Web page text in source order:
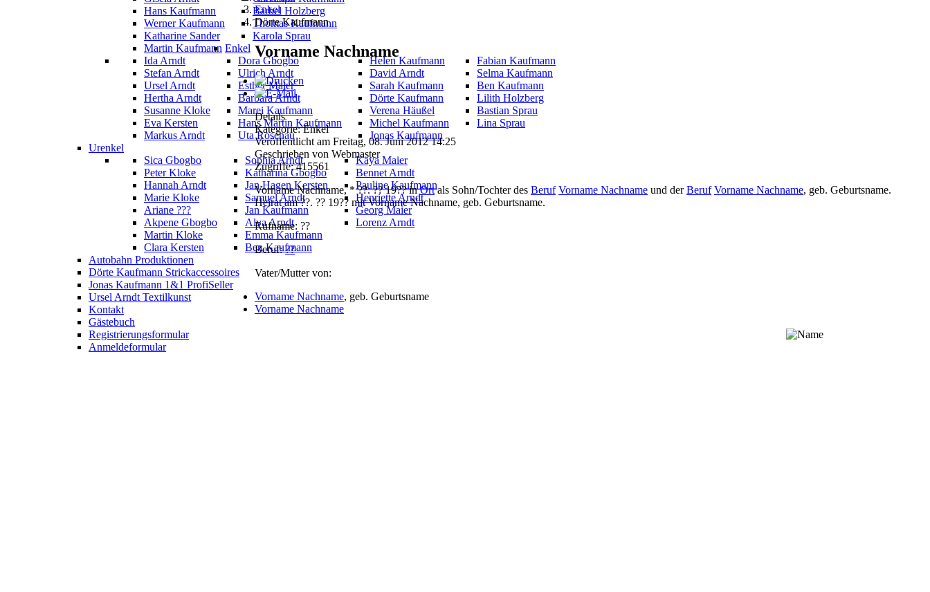
Hans Kaufmann
Werner Kaufmann
Katharine Sander
Martin Kaufmann
Bärbel Holzberg
Thomas Kaufmann
Karola Sprau
Enkel
Ida Arndt
Stefan Arndt
Ursel Arndt
Hertha Arndt
Susanne Kloke
Eva Kersten
Markus Arndt
Dora Gbogbo
Ulrich Arndt
Esther Maier
Barbara Arndt
Marei Kaufmann
Hans Martin Kaufmann
Uta Rosenau
Helen Kaufmann
David Arndt
Sarah Kaufmann
Dörte Kaufmann
Verena Häußel
Michel Kaufmann
Jonas Kaufmann
Fabian Kaufmann
Selma Kaufmann
Ben Kaufmann
Lilith Holzberg
Bastian Sprau
Lina Sprau
Urenkel
Sica Gbogbo
Peter Kloke
Hannah Arndt
Marie Kloke
Ariane ???
Akpene Gbogbo
Martin Kloke
Clara Kersten
Sophia Arndt
Katharina Gbogbo
Jan Hagen Kersten
Samuel Arndt
Jan Kaufmann
Alva Arndt
Emma Kaufmann
Ben Kaufmann
Kaya Maier
Bennet Arndt
Pauline Kaufmann
Henriette Arndt
Georg Maier
Lorenz Arndt
Autobahn Produktionen
Dörte Kaufmann Strickaccessoires
Jonas Kaufmann 1&1 ProfiSeller
Ursel Arndt Textilkunst
Kontakt
Gästebuch
Registrierungsformular
Anmeldeformular
Enkel
Dörte Kaufmann
Vorname Nachname
Details
Kategorie: Enkel
Veröffentlicht am Freitag, 08. Juni 2012 14:25
Geschrieben von Webmaster
Zugriffe: 415561
Vorname Nachname, * ??. ?? 19?? inOrtals Sohn/Tochter des Beruf Vorname Nachname und derBeruf Vorname Nachname, geb. Geburtsname.
Heirat am ??. ?? 19?? mit Vorname Nachname, geb. Geburtsname.
Rufname: ??
Beruf:??
Vater/Mutter von:
Vorname Nachname, geb. Geburtsname
Vorname Nachname